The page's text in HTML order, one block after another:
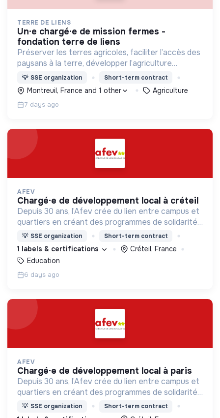
TERRE DE LIENS
un·e chargé·e de mission fermes -
fondation terre de liens
Préserver les terres agricoles, faciliter l’accès des
paysans à la terre, développer l’agriculture
biologique et paysanne et faire de la terre un bien
commun par une dynamique associative et
citoyenne
💡 SSE organization Short-term contract
Montreuil, France and 1 other Agriculture
7 days ago
AFEV
chargé·e de développement local à créteil
Depuis 30 ans, l’Afev crée du lien entre campus et
quartiers en créant des programmes de solidarité
où des milliers d’étudiant·es s’engagent auprès des
jeunes.
💡 SSE organization Short-term contract
1 labels & certifications
Créteil, France
Education
6 days ago
AFEV
chargé·e de développement local à paris
Depuis 30 ans, l’Afev crée du lien entre campus et
quartiers en créant des programmes de solidarité
où des milliers d’étudiant·es s’engagent auprès des
💡 SSE organization Short-term contract